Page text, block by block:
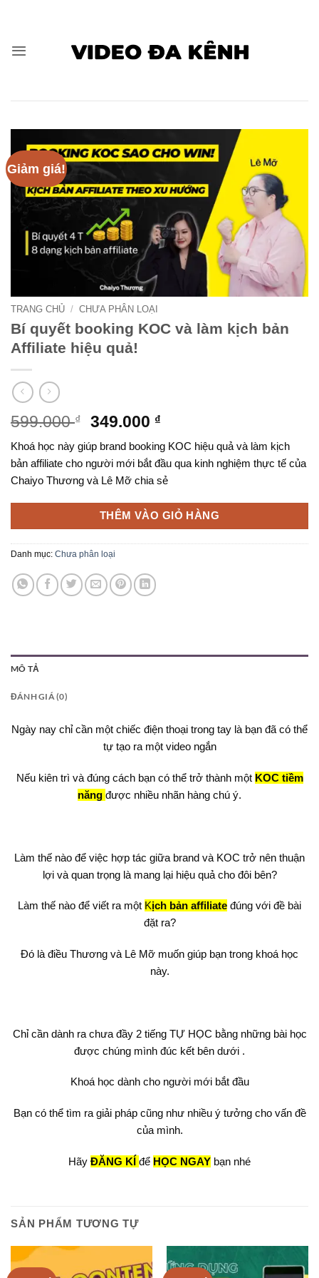
dung
Giảm giá!
TRANG CHỦ / CHƯA PHÂN LOẠI
Bí quyết booking KOC và làm kịch bản
Affiliate hiệu quả!
599.000₫
Giá
là:
599.000 ₫.
349.000 ₫Giá
tại
là:
349.000 ₫.
Khoá học này giúp brand booking KOC hiệu quả và làm kịch
bản affiliate cho người mới bắt đầu qua kinh nghiệm thực tế của
Chaiyo Thương và Lê Mỡ chia sẻ
THÊM VÀO GIỎ HÀNG
Danh mục: Chưa phân loại
MÔ TẢ
ĐÁNH GIÁ (0)
Ngày nay chỉ cần một chiếc điện thoại trong tay là bạn đã có thể
tự tạo ra một video ngắn
Nếu kiên trì và đúng cách bạn có thể trở thành một KOC tiềm
năng được nhiều nhãn hàng chú ý.
Làm thế nào để việc hợp tác giữa brand và KOC trở nên thuận
lợi và quan trọng là mang lại hiệu quả cho đôi bên?
Làm thế nào để viết ra một Kịch bản affiliate đúng với đề bài
đặt ra?
Đó là điều Thương và Lê Mỡ muốn giúp bạn trong khoá học
này.
Chỉ cần dành ra chưa đầy 2 tiếng TỰ HỌC bằng những bài học
được chúng mình đúc kết bên dưới .
Khoá học dành cho người mới bắt đầu
Bạn có thể tìm ra giải pháp cũng như nhiều ý tưởng cho vấn đề
của mình.
Hãy ĐĂNG KÍ để HỌC NGAY bạn nhé
SẢN PHẨM TƯƠNG TỰ